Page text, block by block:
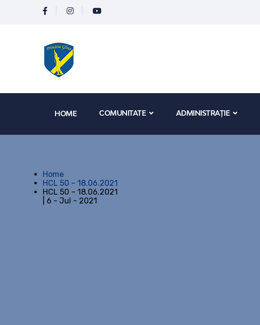
HOME COMUNITATE ADMINISTRAȚIE
Home
HCL 50 – 18.06.2021
HCL 50 – 18.06.2021
| 6 - Jul - 2021